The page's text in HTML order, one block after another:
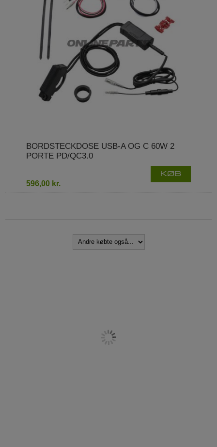
BORDSTECKDOSE USB-A OG C 60W 2
PORTE PD/QC3.0
596,00 kr.
KØB